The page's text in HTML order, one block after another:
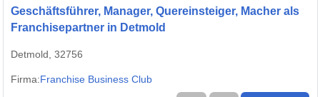
Geschäftsführer, Manager, Quereinsteiger, Macher als
Franchisepartner in Detmold
Detmold, 32756
Firma:Franchise Business Club